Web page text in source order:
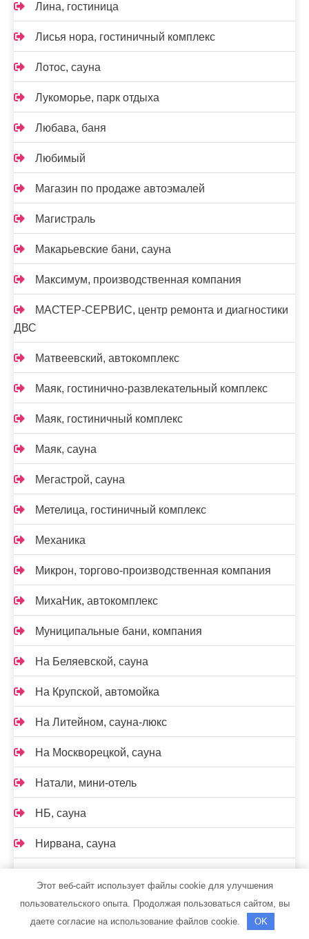
Лина, гостиница
Лисья нора, гостиничный комплекс
Лотос, сауна
Лукоморье, парк отдыха
Любава, баня
Любимый
Магазин по продаже автоэмалей
Магистраль
Макарьевские бани, сауна
Максимум, производственная компания
МАСТЕР-СЕРВИС, центр ремонта и диагностики
ДВС
Матвеевский, автокомплекс
Маяк, гостинично-развлекательный комплекс
Маяк, гостиничный комплекс
Маяк, сауна
Мегастрой, сауна
Метелица, гостиничный комплекс
Механика
Микрон, торгово-производственная компания
МихаНик, автокомплекс
Муниципальные бани, компания
На Беляевской, сауна
На Крупской, автомойка
На Литейном, сауна-люкс
На Москворецкой, сауна
Натали, мини-отель
НБ, сауна
Нирвана, сауна
Новая студия, производственная компания
Этот веб-сайт использует файлы cookie для улучшения
пользовательского опыта. Продолжая пользоваться сайтом, вы
даете согласие на использование файлов cookie.
OK